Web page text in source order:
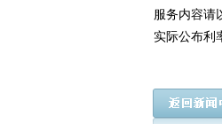
服务内容请
实际公布利